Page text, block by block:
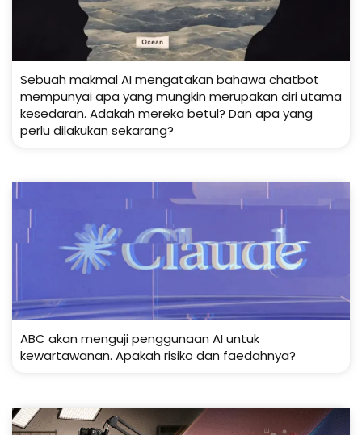
Sebuah makmal AI mengatakan bahawa chatbot
mempunyai apa yang mungkin merupakan ciri utama
kesedaran. Adakah mereka betul? Dan apa yang
perlu dilakukan sekarang?
ABC akan menguji penggunaan AI untuk
kewartawanan. Apakah risiko dan faedahnya?